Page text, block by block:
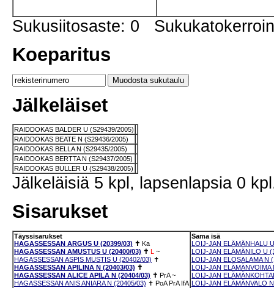
Sukusiitosaste: 0
Koeparitus
Jälkeläiset
RAIDDOKAS BALDER U (S29439/2005)
RAIDDOKAS BEATE N (S29436/2005)
RAIDDOKAS BELLA N (S29435/2005)
RAIDDOKAS BERTTA N (S29437/2005)
RAIDDOKAS BULLER U (S29438/2005)
Jälkeläisiä 5 kpl, lapsenlapsia 0
Sisarukset
Täyssisarukset
HAGASSESSAN ARGUS U (20399/03) ✝ Ka
HAGASSESSAN AMUSTUS U (20400/03) ✝ L ~
HAGASSESSAN ASPIS MUSTIS U (20402/03) ✝
HAGASSESSAN APILINA N (20403/03) ✝
HAGASSESSAN ALICE APILA N (20404/03) ✝ PrA ~
HAGASSESSAN ANIS ANIARA N (20405/03) ✝ PoA PrA IfA
Sama isä
LOIJ-JAN ELÄMÄNHALU
LOIJ-JAN ELÄMÄNILO U
LOIJ-JAN ELOSALAMA N
LOIJ-JAN ELÄMÄNVOIMA
LOIJ-JAN
LOIJ-JAN ELÄMÄNVALO